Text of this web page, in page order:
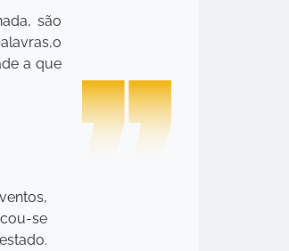
são
a que
se